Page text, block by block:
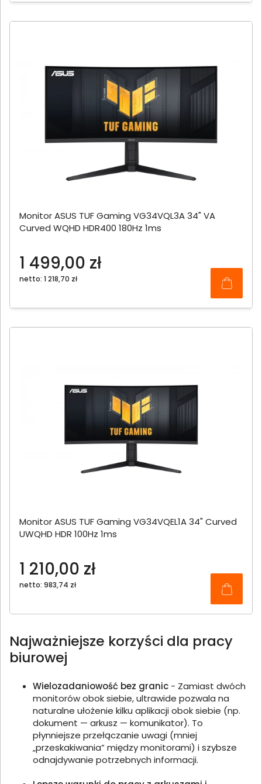
Monitor ASUS TUF Gaming VG34VQL3A 34" VA
Curved WQHD HDR400 180Hz 1ms
1 499,00 zł
netto: 1 218,70 zł
Monitor ASUS TUF Gaming VG34VQEL1A 34" Curved
UWQHD HDR 100Hz 1ms
1 210,00 zł
netto: 983,74 zł
Najważniejsze korzyści dla pracy
biurowej
Wielozadaniowość bez granic - Zamiast dwóch
monitorów obok siebie, ultrawide pozwala na
naturalne ułożenie kilku aplikacji obok siebie (np.
dokument — arkusz — komunikator). To
płynniejsze przełączanie uwagi (mniej
„przeskakiwania” między monitorami) i szybsze
odnajdywanie potrzebnych informacji.